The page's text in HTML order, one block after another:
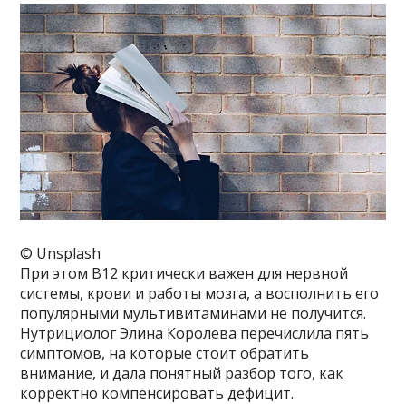
© Unsplash
При этом B12 критически важен для нервной
системы, крови и работы мозга, а восполнить его
популярными мультивитаминами не получится.
Нутрициолог Элина Королева перечислила пять
симптомов, на которые стоит обратить
внимание, и дала понятный разбор того, как
корректно компенсировать дефицит.